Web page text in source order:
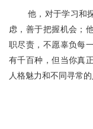
他，对于学习和
虑，善于把握机会；
职尽责，不愿辜负每
有千百种，但当你真
人格魅力和不同寻常